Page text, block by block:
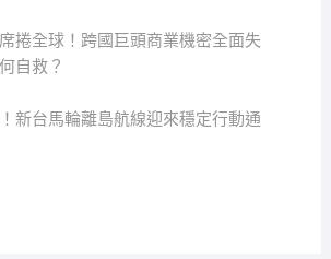
捲全球！跨國巨頭商業機密全面失
自救？
新台馬輪離島航線迎來穩定行動通